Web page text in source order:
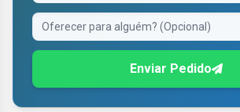
Enviar Pedido